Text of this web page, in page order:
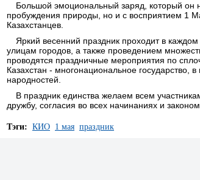
Большой эмоциональный заряд, который он
пробуждения природы, но и с восприятием 1
Казахстанцев.
Яркий весенний праздник проходит в
улицам городов, а также проведением
проводятся праздничные мероприятия по
Казахстан - многонациональное государство,
народностей.
В праздник единства желаем всем
дружбу, согласия во всех начинаниях и
Тэги: КИО 1 мая праздник